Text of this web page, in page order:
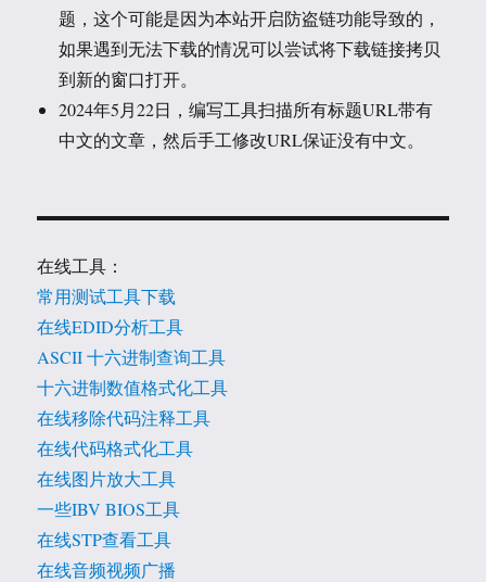
题，这个可能是因为本站开启防盗链功能导致的，
如果遇到无法下载的情况可以尝试将下载链接拷贝
到新的窗口打开。
2024年5月22日，编写工具扫描所有标题URL带有
中文的文章，然后手工修改URL保证没有中文。
在线工具：
常用测试工具下载
在线EDID分析工具
ASCII 十六进制查询工具
十六进制数值格式化工具
在线移除代码注释工具
在线代码格式化工具
在线图片放大工具
一些IBV BIOS工具
在线STP查看工具
在线音频视频广播